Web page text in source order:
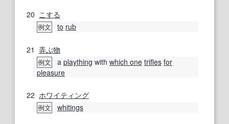
20 こする
例文 to rub
21 弄ぶ物
例文 a plaything with which one trifles for
pleasure
22 ホワイティング
例文 whitings